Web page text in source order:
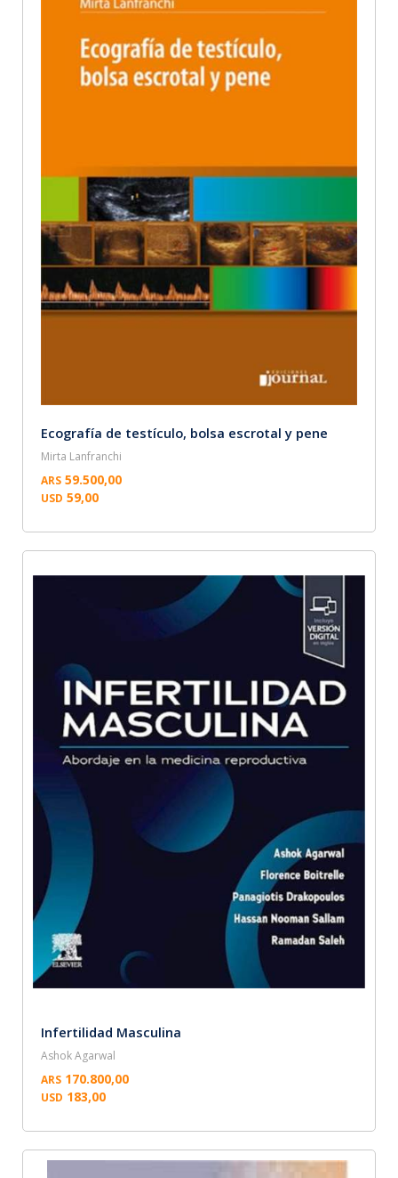
Ecografía de testículo, bolsa escrotal y pene
Mirta Lanfranchi
ARS 59.500,00
USD 59,00
Infertilidad Masculina
Ashok Agarwal
ARS 170.800,00
USD 183,00